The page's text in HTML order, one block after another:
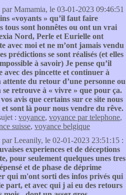
par Mamamia, le 03-01-2023 09:46:51
«voyants » qu’il faut faire
tous sont honnêtes ou ont un vrai
Nord, Perle et Eurielle ont
avec moi et ne m’ont jamais vendu
prédictions se sont réalisés (et elles
à savoir) Je pense qu’il
des pincette et continuer à
attente du retour d’une personne ou
se retrouve à « vivre » que pour ça.
avis que certains sur ce site nous
sont là pour nous vendre du rêve.
: voyance, voyance par telephone,
suisse, voyance belgique
par Leeanily, le 02-01-2023 23:51:15 :
experiences et de déceptions
pour seulement quelques unes tres
et de phase de déprime
qui m'ont sorti des infos privés qui
part, et avec qui j ai eu des retours